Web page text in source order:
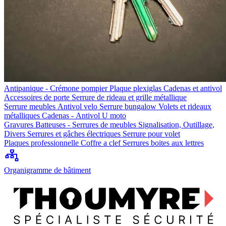
Antipanique - Crémone pompierPlaque plexiglas Cadenas et antivol
Accessoires de porte Serrure de rideau et grille métallique
Serrure meubles Antivol velo Serrure bungalow Volets et rideaux
métalliques Cadenas - Antivol U moto
Gravures Batteuses - Serrures de meubles Signalisation, Outillage,
Divers Serrures et gâches électriques Serrure pour volet
Plaques professionnelle Coffre a clef Serrures boites aux lettres
Organigramme de bâtiment